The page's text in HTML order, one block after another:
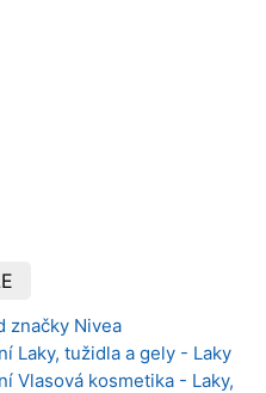
značky Nivea
Laky, tužidla a gely - Laky
Vlasová kosmetika - Laky,